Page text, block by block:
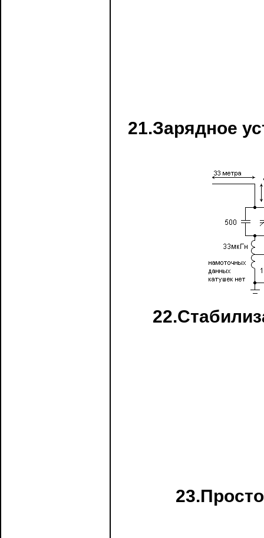
21.Зарядное